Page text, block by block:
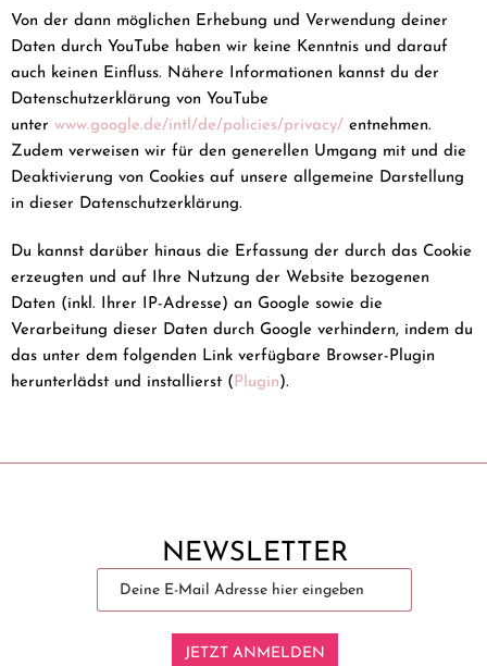
Von der dann möglichen Erhebung und Verwendung deiner
Daten durch YouTube haben wir keine Kenntnis und darauf
auch keinen Einfluss. Nähere Informationen kannst du der
Datenschutzerklärung von YouTube
unter www.google.de/intl/de/policies/privacy/ entnehmen.
Zudem verweisen wir für den generellen Umgang mit und die
Deaktivierung von Cookies auf unsere allgemeine Darstellung
in dieser Datenschutzerklärung.
Du kannst darüber hinaus die Erfassung der durch das Cookie
erzeugten und auf Ihre Nutzung der Website bezogenen
Daten (inkl. Ihrer IP-Adresse) an Google sowie die
Verarbeitung dieser Daten durch Google verhindern, indem du
das unter dem folgenden Link verfügbare Browser-Plugin
herunterlädst und installierst (Plugin ).
NEWSLETTER
JETZT ANMELDEN